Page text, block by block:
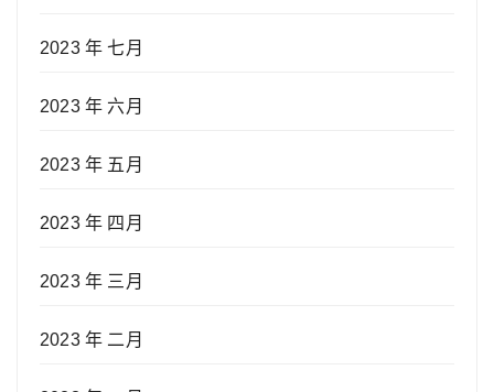
2023 年 七月
2023 年 六月
2023 年 五月
2023 年 四月
2023 年 三月
2023 年 二月